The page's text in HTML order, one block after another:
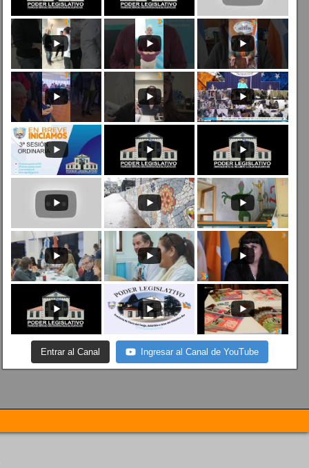
Entrar al Canal Ingresar al Canal de YouTube